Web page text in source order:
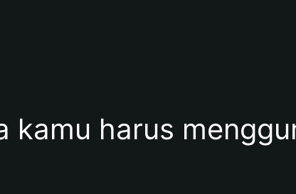
kamu harus